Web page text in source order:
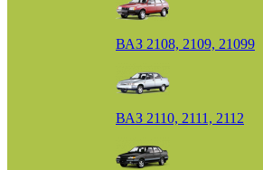
ВАЗ 2108, 2109, 21099
ВАЗ 2110, 2111, 2112